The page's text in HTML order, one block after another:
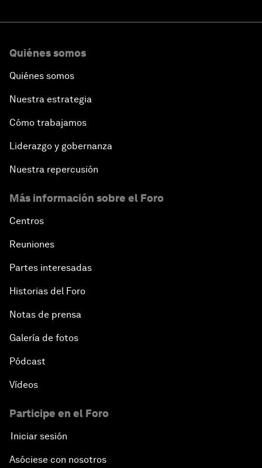
Quiénes somos
Quiénes somos
Nuestra estrategia
Cómo trabajamos
Liderazgo y gobernanza
Nuestra repercusión
Más información sobre el Foro
Centros
Reuniones
Partes interesadas
Historias del Foro
Notas de prensa
Galería de fotos
Pódcast
Vídeos
Participe en el Foro
Iniciar sesión
Asóciese con nosotros